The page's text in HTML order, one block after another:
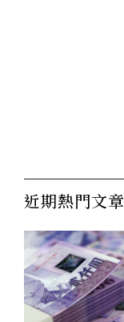
近期熱門文章